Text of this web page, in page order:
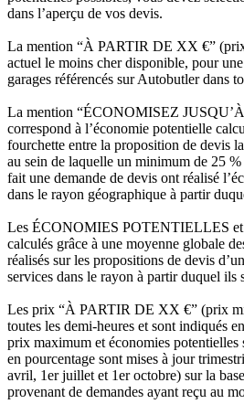
dans l’aperçu de vos devis.
La mention “À PARTIR DE XX €”
actuel le moins cher disponible, pour
garages référencés sur Autobutler dans
La mention “ÉCONOMISEZ
correspond à l’économie potentielle
fourchette entre la proposition de devis
au sein de laquelle un minimum de 25
fait une demande de devis ont réalisé
dans le rayon géographique à partir
Les ÉCONOMIES POTENTIELLES
calculés grâce à une moyenne globale
réalisés sur les propositions de devis
services dans le rayon à partir duquel ils
Les prix “À PARTIR DE XX €” (prix
toutes les demi-heures et sont indiqués
prix maximum et économies potentielles
en pourcentage sont mises à jour
avril, 1er juillet et 1er octobre) sur la
provenant de demandes ayant reçu au